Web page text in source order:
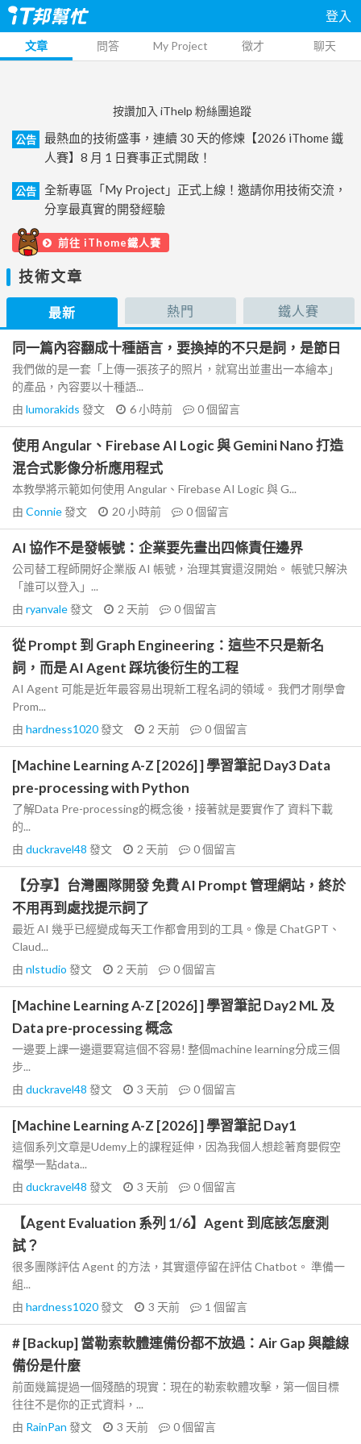
登入
文章 問答 My Project 徵才 聊天
按讚加入 iThelp 粉絲團追蹤
公告
最熱血的技術盛事，連續 30 天的修煉【2026 iThome 鐵
人賽】8 月 1 日賽事正式開啟！
公告
全新專區「My Project」正式上線！邀請你用技術交流，
分享最真實的開發經驗
前往 iThome鐵人賽
技術文章
最新 熱門 鐵人賽
同一篇內容翻成十種語言，要換掉的不只是詞，是節日
我們做的是一套「上傳一張孩子的照片，就寫出並畫出一本繪本」
的產品，內容要以十種語...
由 lumorakids 發文 6 小時前 0個留言
使用 Angular、Firebase AI Logic 與 Gemini Nano 打造
混合式影像分析應用程式
本教學將示範如何使用 Angular、Firebase AI Logic 與 G...
由 Connie發文 20 小時前 0個留言
AI 協作不是發帳號：企業要先畫出四條責任邊界
公司替工程師開好企業版 AI 帳號，治理其實還沒開始。 帳號只解決
「誰可以登入」...
由 ryanvale發文 2 天前 0個留言
從 Prompt 到 Graph Engineering：這些不只是新名
詞，而是 AI Agent 踩坑後衍生的工程
AI Agent 可能是近年最容易出現新工程名詞的領域。 我們才剛學會
Prom...
由 hardness1020發文 2 天前 0個留言
[Machine Learning A-Z [2026] ] 學習筆記 Day3 Data
pre-processing with Python
了解Data Pre-processing的概念後，接著就是要實作了 資料下載
的...
由 duckravel48 發文 2 天前 0個留言
【分享】台灣團隊開發 免費 AI Prompt 管理網站，終於
不用再到處找提示詞了
最近 AI 幾乎已經變成每天工作都會用到的工具。像是 ChatGPT、
Claud...
由 nlstudio 發文 2 天前 0個留言
[Machine Learning A-Z [2026] ] 學習筆記 Day2 ML 及
Data pre-processing 概念
一邊要上課一邊還要寫這個不容易! 整個machine learning分成三個
步...
由 duckravel48 發文 3 天前 0個留言
[Machine Learning A-Z [2026] ] 學習筆記 Day1
這個系列文章是Udemy上的課程延伸，因為我個人想趁著育嬰假空
檔學一點data...
由 duckravel48 發文 3 天前 0個留言
【Agent Evaluation 系列 1/6】Agent 到底該怎麼測
試？
很多團隊評估 Agent 的方法，其實還停留在評估 Chatbot。 準備一
組...
由 hardness1020發文 3 天前 1 個留言
# [Backup] 當勒索軟體連備份都不放過：Air Gap 與離線
備份是什麼
前面幾篇提過一個殘酷的現實：現在的勒索軟體攻擊，第一個目標
往往不是你的正式資料，...
由 RainPan 發文 3 天前 0個留言